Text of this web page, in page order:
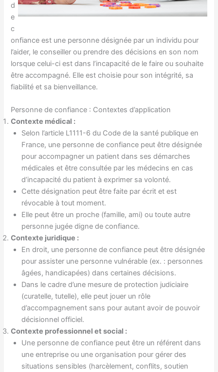
d
e
c
onfiance est une personne désignée par un individu pour
l’aider, le conseiller ou prendre des décisions en son nom
lorsque celui-ci est dans l’incapacité de le faire ou souhaite
être accompagné. Elle est choisie pour son intégrité, sa
fiabilité et sa bienveillance.
Personne de confiance : Contextes d’application
Contexte médical :
Selon l’article L1111-6 du Code de la santé publique en
France, une personne de confiance peut être désignée
pour accompagner un patient dans ses démarches
médicales et être consultée par les médecins en cas
d’incapacité du patient à exprimer sa volonté.
Cette désignation peut être faite par écrit et est
révocable à tout moment.
Elle peut être un proche (famille, ami) ou toute autre
personne jugée digne de confiance.
Contexte juridique :
En droit, une personne de confiance peut être désignée
pour assister une personne vulnérable (ex. : personnes
âgées, handicapées) dans certaines décisions.
Dans le cadre d’une mesure de protection judiciaire
(curatelle, tutelle), elle peut jouer un rôle
d’accompagnement sans pour autant avoir de pouvoir
décisionnel officiel.
Contexte professionnel et social :
Une personne de confiance peut être un référent dans
une entreprise ou une organisation pour gérer des
situations sensibles (harcèlement, conflits, soutien